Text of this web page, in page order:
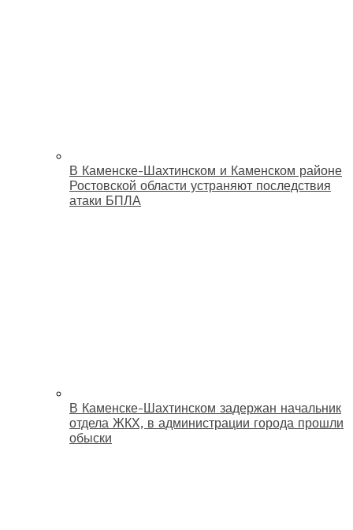
В Каменске-Шахтинском и Каменском районе
Ростовской области устраняют последствия
атаки БПЛА
В Каменске-Шахтинском задержан начальник
отдела ЖКХ, в администрации города прошли
обыски